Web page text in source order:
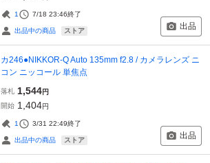
1 7/18 23:46終了
出品中の商品 ストア 出品
カ246●NIKKOR-Q Auto 135mm f2.8 / カメラレンズ ニ
コン ニッコール 単焦点
落札 1,544円
開始 1,404円
1 3/31 22:49終了
出品中の商品 ストア 出品